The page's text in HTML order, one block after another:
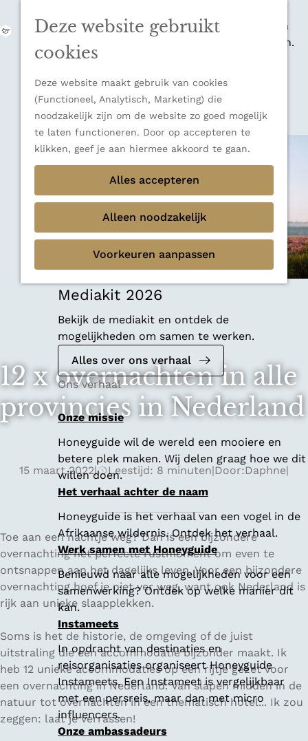
Deze website gebruikt
cookies
Deze website maakt gebruik van cookies
(Functioneel, Analytisch, Marketing) die
noodzakelijk zijn om de website zo goed mogelijk
te laten functioneren. Door op accepteren te
klikken, geef je aan hiermee akkoord te gaan.
Alles accepteren
Alleen noodzakelijk
Voorkeuren aanpassen
M
e
n
u
veelzijdige bestemming voor wie houdt van
natuur, rust en adembenemende uitzichten.
Ontdek alle bestemmingen
Sluiten
Thema's
Verborgen parels
Terug
Ons verhaal
Mediakit 2026
Bekijk de mediakit en ontdek de
mogelijkheden om samen te werken.
Alles over ons verhaal
Ons verhaal
Onze missie
Honeyguide wil de wereld een mooiere en
betere plek maken. Wij delen graag hoe we dit
willen doen.
Het verhaal achter de naam
Honeyguide is het verhaal van een vogel in de
Afrikaanse wildernis. Ontdek het verhaal.
Werk samen met Honeyguide
Benieuwd naar alle mogelijkheden voor een
samenwerking? Ontdek op welke manier dit
kan.
Instameets
In opdracht van destinaties en
reisorganisaties organiseert Honeyguide
Instameets. Een Instameet is vergelijkbaar
met een persreis, maar dan met micro
influencers.
Onze ambassadeurs
12 x overnachten in alle
provincies in Nederland
15 maart 2022| Leestijd: 8 minuten|Door:Daphne|
Toe aan een nachtje weg? Dan is een bijzondere
overnachting het perfecte rustmoment om even te
ontsnappen aan het dagelijks leven. Voor een bijzondere
overnachting hoef je niet ver weg, want ook Nederland is
rijk aan unieke slaapplekken.
Soms is het de historie, de omgeving of de juist
uitstraling die een accommodatie bijzonder maakt. Ik
heb 12 unieke accommodaties op een rijtje gezet voor
een overnachting in Nederland. Van slapen midden in de
natuur tot overnachten in een thematisch hotel... Ik zou
zeggen: laat je verrassen!